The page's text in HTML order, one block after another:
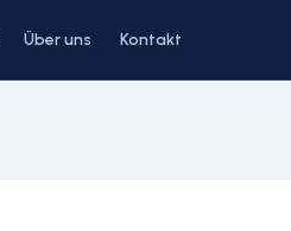
Über uns Kontakt